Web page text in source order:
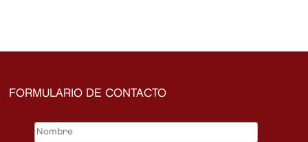
FORMULARIO DE CONTACTO